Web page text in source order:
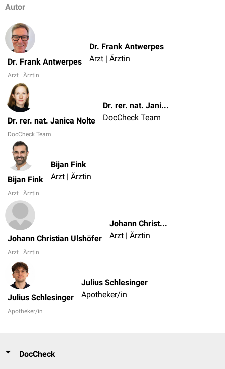
Autor
Dr. Frank Antwerpes
Arzt | Ärztin
Dr. Frank Antwerpes
Arzt | Ärztin
Dr. rer. nat. Janica Nolte
DocCheck Team
Dr. rer. nat. Janica Nolte
DocCheck Team
Bijan Fink
Arzt | Ärztin
Bijan Fink
Arzt | Ärztin
Johann Christian Ulshöfer
Arzt | Ärztin
Johann Christian Ulshöfer
Arzt | Ärztin
Julius Schlesinger
Apotheker/in
Julius Schlesinger
Apotheker/in
DocCheck